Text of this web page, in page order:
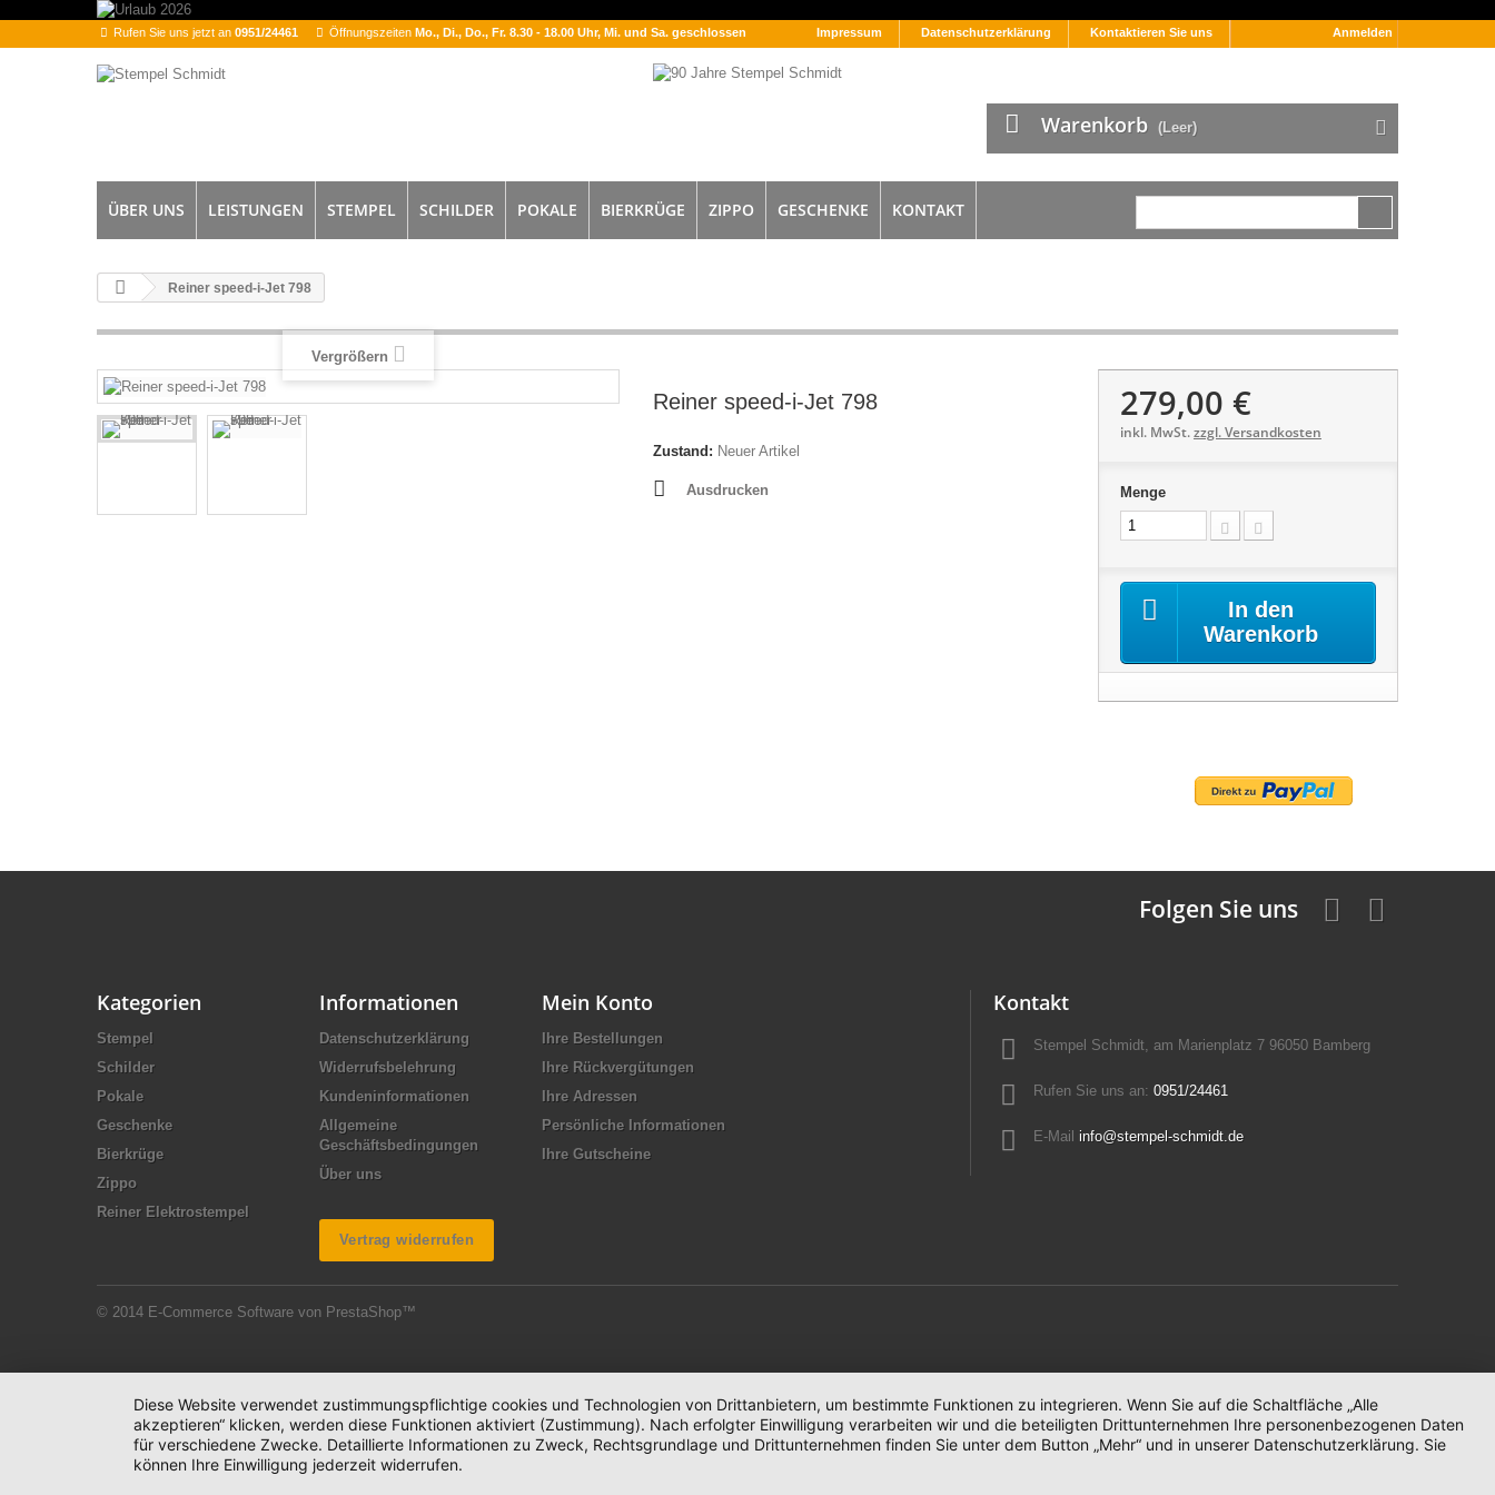
Anmelden
Rufen Sie uns jetzt an 0951/24461 Öffnungszeiten Mo., Di., Do., Fr. 8.30 - 18.00 Uhr, Mi. und Sa. geschlossen Impressum Datenschutzerklärung Kontaktieren Sie uns
Warenkorb (Leer)
ÜBER UNS LEISTUNGEN STEMPEL SCHILDER POKALE BIERKRÜGE ZIPPO GESCHENKE KONTAKT
Reiner speed-i-Jet 798
Vergrößern
Reiner speed-i-Jet 798
Zustand: Neuer Artikel
Ausdrucken
279,00 €
inkl. MwSt.zzgl. Versandkosten
Menge
In den
Warenkorb
Folgen Sie uns
Kategorien
Stempel
Schilder
Pokale
Geschenke
Bierkrüge
Zippo
Reiner Elektrostempel
Informationen
Datenschutzerklärung
Widerrufsbelehrung
Kundeninformationen
Allgemeine
Geschäftsbedingungen
Über uns
Vertrag widerrufen
© 2014 E-Commerce Software von PrestaShop™
Mein Konto
Ihre Bestellungen
Ihre Rückvergütungen
Ihre Adressen
Persönliche Informationen
Ihre Gutscheine
Kontakt
Stempel Schmidt, am Marienplatz 7 96050 Bamberg
Rufen Sie uns an: 0951/24461
E-Mail info@stempel-schmidt.de
Diese Website verwendet zustimmungspflichtige cookies und Technologien von Drittanbietern, um bestimmte Funktionen zu integrieren. Wenn Sie auf die Schaltfläche „Alle
akzeptieren“ klicken, werden diese Funktionen aktiviert (Zustimmung). Nach erfolgter Einwilligung verarbeiten wir und die beteiligten Drittunternehmen Ihre personenbezogenen Daten
für verschiedene Zwecke. Detaillierte Informationen zu Zweck, Rechtsgrundlage und Drittunternehmen finden Sie unter dem Button „Mehr“ und in unserer Datenschutzerklärung. Sie
können Ihre Einwilligung jederzeit widerrufen.